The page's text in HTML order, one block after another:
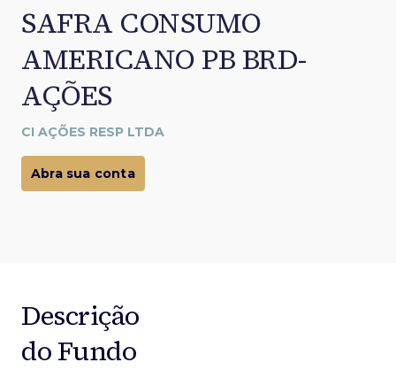
SAFRA CONSUMO
AMERICANO PB BRD-
AÇÕES
CI AÇÕES RESP LTDA
Abra sua conta
Descrição
do Fundo